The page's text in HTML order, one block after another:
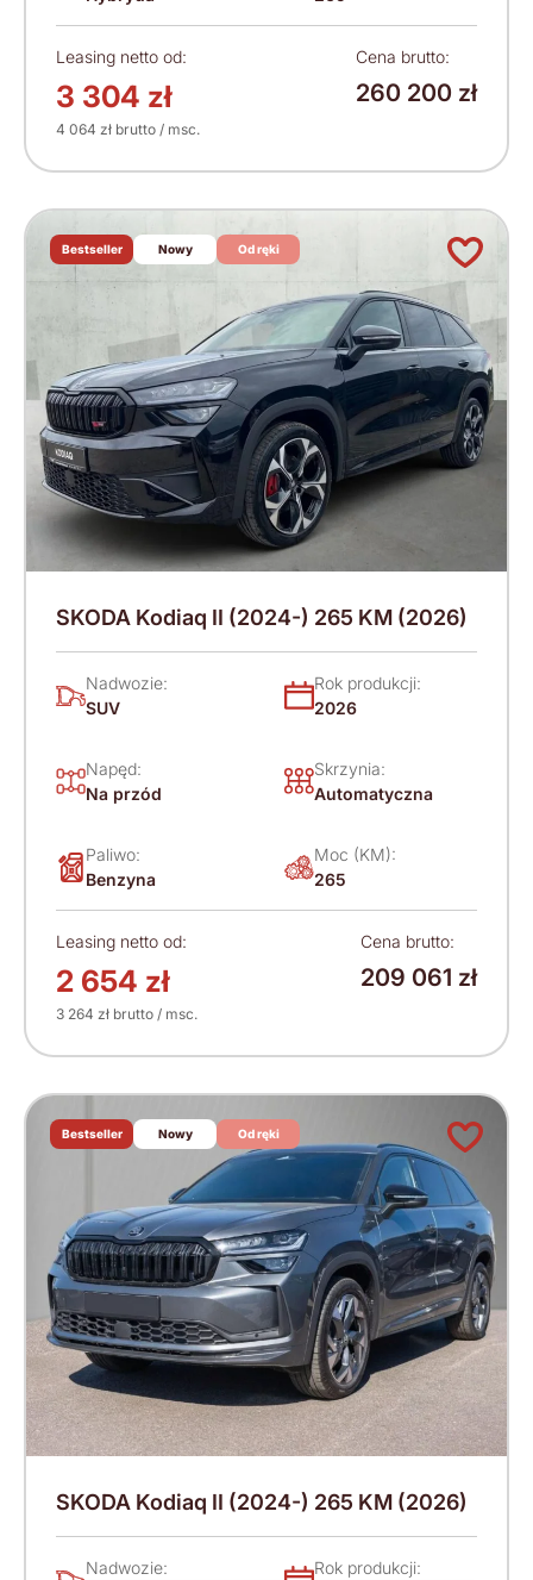
Leasing netto od:
3 304 zł
4 064 zł brutto / msc.
Cena brutto:
260 200 zł
Bestseller Nowy Od ręki
SKODA Kodiaq II (2024-) 265 KM (2026)
Nadwozie:
SUV
Rok produkcji:
2026
Napęd:
Na przód
Skrzynia:
Automatyczna
Paliwo:
Benzyna
Moc (KM):
265
Leasing netto od:
2 654 zł
3 264 zł brutto / msc.
Cena brutto:
209 061 zł
Bestseller Nowy Od ręki
SKODA Kodiaq II (2024-) 265 KM (2026)
Nadwozie:
Rok produkcji: